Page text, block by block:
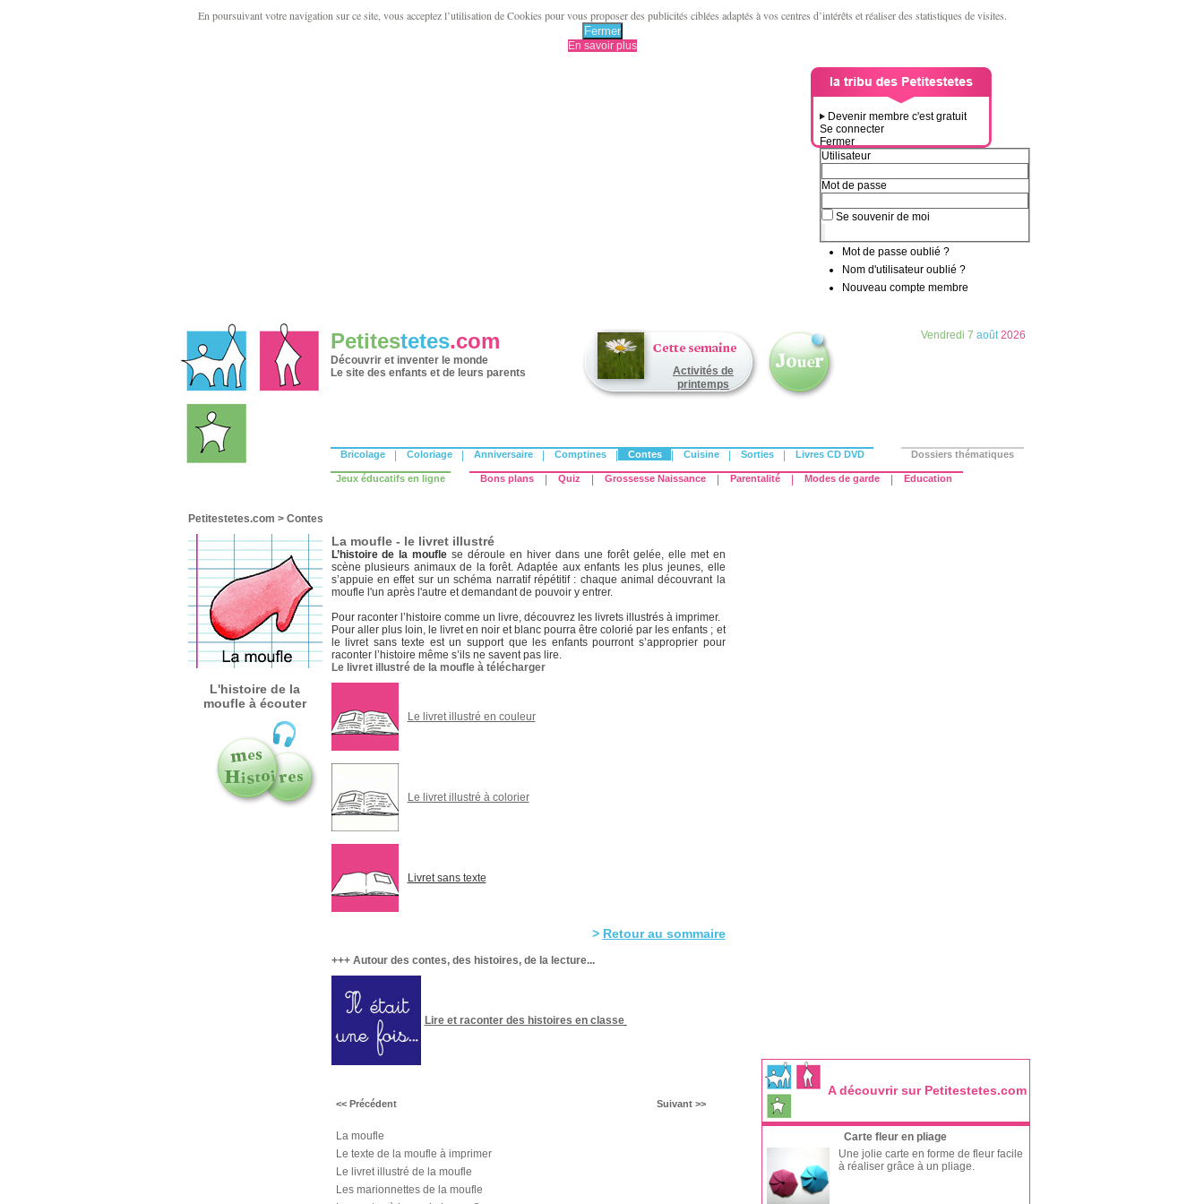
En poursuivant votre navigation sur ce site, vous acceptez l’utilisation de Cookies pour vous proposer des publicités ciblées adaptés à vos centres d’intérêts et réaliser des statistiques de visites.
Fermer
En savoir plus
Devenir membre c'est gratuit
Se connecter
Fermer
Utilisateur
Mot de passe
Se souvenir de moi
Mot de passe oublié ?
Nom d'utilisateur oublié ?
Nouveau compte membre
Petitestetes.com
Découvrir et inventer le monde
Le site des enfants et de leurs parents
Activités de
printemps
Vendredi 7 août2026
Bricolage Coloriage Anniversaire Comptines Contes Cuisine Sorties Livres CD DVD Dossiers thématiques
Jeux éducatifs en ligne Bons plans Quiz Grossesse Naissance Parentalité Modes de garde Education
Petitestetes.com > Contes
L'histoire de la
moufle à écouter
La moufle - le livret illustré
L’histoire de la moufle se déroule en hiver dans une forêt gelée, elle met en
scène plusieurs animaux de la forêt. Adaptée aux enfants les plus jeunes, elle
s’appuie en effet sur un schéma narratif répétitif : chaque animal découvrant la
moufle l'un après l'autre et demandant de pouvoir y entrer.
Pour raconter l’histoire comme un livre, découvrez les livrets illustrés à imprimer.
Pour aller plus loin, le livret en noir et blanc pourra être colorié par les enfants ; et
le livret sans texte est un support que les enfants pourront s’approprier pour
raconter l’histoire même s’ils ne savent pas lire.
Le livret illustré de la moufle à télécharger
Le livret illustré en couleur
Le livret illustré à colorier
Livret sans texte
> Retour au sommaire
+++ Autour des contes, des histoires, de la lecture...
Lire et raconter des histoires en classe
<< Précédent Suivant >>
La moufle
Le texte de la moufle à imprimer
Le livret illustré de la moufle
Les marionnettes de la moufle
A découvrir sur Petitestetes.com
Carte fleur en pliage
Une jolie carte en forme de fleur facile
à réaliser grâce à un pliage.